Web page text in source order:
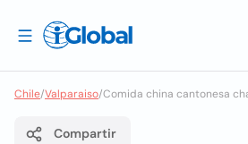
Chile/Valparaiso/Comida china cantonesa
Compartir